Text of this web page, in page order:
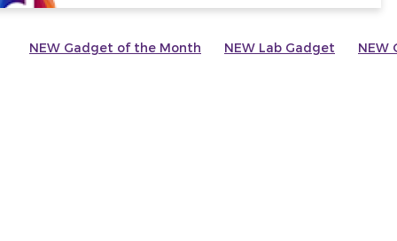
NEW Gadget of the Month NEW Lab Gadget NEW